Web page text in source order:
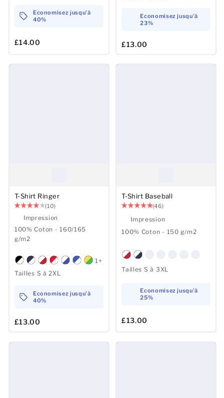
Economisez jusqu'à
40%
£14.00
Economisez jusqu'à
23%
£13.00
T-Shirt Ringer
(10)
Impression
100% Coton - 160/165
g/m2
1+
Tailles S à 2XL
Economisez jusqu'à
40%
£13.00
T-Shirt Baseball
(46)
Impression
100% Coton - 150 g/m2
Tailles S à 3XL
Economisez jusqu'à
25%
£13.00